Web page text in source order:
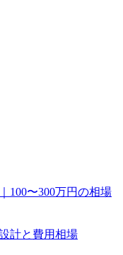
100〜300万円の相場
計と費用相場